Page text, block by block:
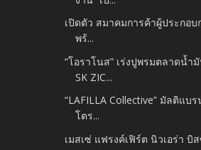
เปิดตัว สมาคมการค้าผู้ประกอบ
พร้...
“โอราโนส” เร่งปูพรมตลาดน้ำ
SK ZIC...
“LAFILLA Collective” มัลติแ
โตร...
เมสเซ่ แฟรงค์เฟิร์ต นิวเอร่า บิ